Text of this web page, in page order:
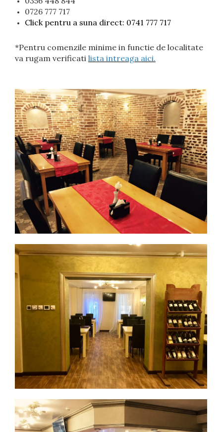
0726 777 717
Click pentru a suna direct: 0741 777 717
*Pentru comenzile minime in functie de localitate
va rugam verificati lista intreaga aici.